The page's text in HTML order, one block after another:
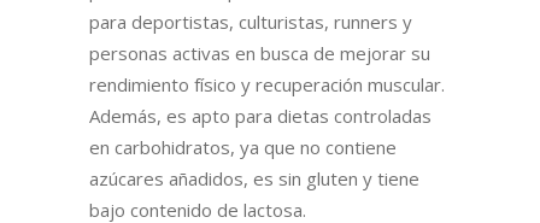
para deportistas, culturistas, runners y
personas activas en busca de mejorar su
rendimiento físico y recuperación muscular.
Además, es apto para dietas controladas
en carbohidratos, ya que no contiene
azúcares añadidos, es sin gluten y tiene
bajo contenido de lactosa.